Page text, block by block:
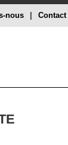
Contact
nous